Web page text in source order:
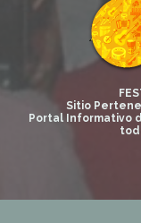
Sitio
Portal Informativo